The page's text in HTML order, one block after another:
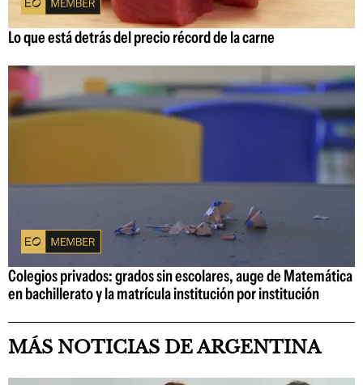
Lo que está detrás del precio récord de la carne
Colegios privados: grados sin escolares, auge de Matemática
en bachillerato y la matrícula institución por institución
MÁS NOTICIAS DE ARGENTINA